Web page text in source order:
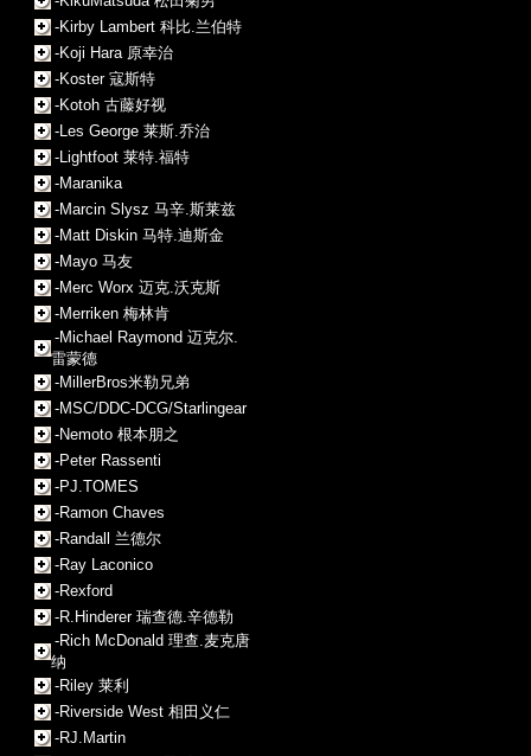
-Kirby Lambert 科比.兰伯特
-Koji Hara 原幸治
-Koster 寇斯特
-Kotoh 古藤好视
-Les George 莱斯.乔治
-Lightfoot 莱特.福特
-Maranika
-Marcin Slysz 马辛.斯莱兹
-Matt Diskin 马特.迪斯金
-Mayo 马友
-Merc Worx 迈克.沃克斯
-Merriken 梅林肯
-Michael Raymond 迈克尔.
雷蒙德
-MillerBros米勒兄弟
-MSC/DDC-DCG/Starlingear
-Nemoto 根本朋之
-Peter Rassenti
-PJ.TOMES
-Ramon Chaves
-Randall 兰德尔
-Ray Laconico
-Rexford
-R.Hinderer 瑞查德.辛德勒
-Rich McDonald 理查.麦克唐
纳
-Riley 莱利
-Riverside West 相田义仁
-RJ.Martin